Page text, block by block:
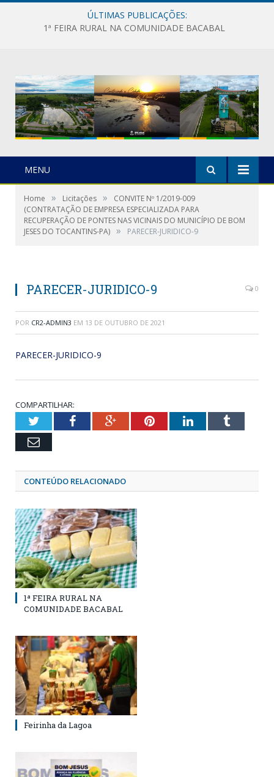
ÚLTIMAS PUBLICAÇÕES:
1ª FEIRA RURAL NA COMUNIDADE BACABAL
MENU
Home » Licitações »
CONVITE Nº 1/2019-009
(CONTRATAÇÃO DE EMPRESA ESPECIALIZADA PARA
RECUPERAÇÃO DE PONTES NAS VICINAIS DO MUNICÍPIO DE BOM
JESES DO TOCANTINS-PA) » PARECER-JURIDICO-9
PARECER-JURIDICO-9 0
POR CR2-ADMIN3 EM 13 DE OUTUBRO DE 2021
PARECER-JURIDICO-9
COMPARTILHAR:
TwitterFacebookGoogle+PinterestLinkedInTumblr
Email
CONTEÚDO RELACIONADO
1ª FEIRA RURAL NA
COMUNIDADE BACABAL
Feirinha da Lagoa